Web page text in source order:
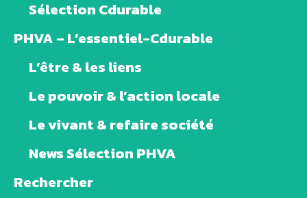
Sélection Cdurable
PHVA – L’essentiel-Cdurable
L’être & les liens
Le pouvoir & l’action locale
Le vivant & refaire société
News Sélection PHVA
Rechercher